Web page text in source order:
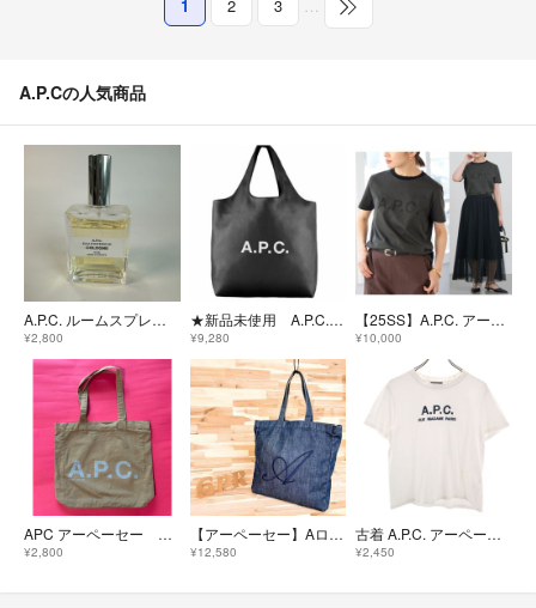
1 2 3 …
A.P.Cの人気商品
A.P.C. ルームスプレー コロン 50ml フランス製
¥2,800
★新品未使用 A.P.C. ninonトートバッグ ブラック
¥9,280
【25SS】A.P.C. アー・ペー・セー / IENA イエナ 別注 / リンガーTシャツ / グレー
¥10,000
APC アーペーセー A.P.C. トート トートバッグ BAG TOTEBAG バッグ ロゴプリント
¥2,800
【アーペーセー】Aロゴ インディゴ デニム スクエア トートバッグ 紺ネイビー
¥12,580
古着 A.P.C. アーペーセー 日本製 半袖 Tシャツ S ホワイト レディース
¥2,450